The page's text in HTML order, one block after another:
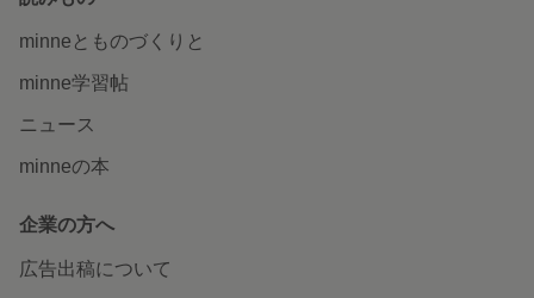
minneとものづくりと
minne学習帖
ニュース
minneの本
企業の方へ
広告出稿について